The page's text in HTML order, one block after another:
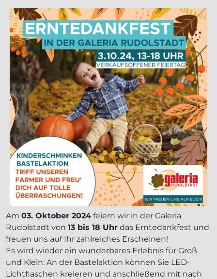
Am 03. Oktober 2024 feiern wir in der Galeria
Rudolstadt von 13 bis 18 Uhr das Erntedankfest und
freuen uns auf Ihr zahlreiches Erscheinen!
Es wird wieder ein wunderbares Erlebnis für Groß
und Klein: An der Bastelaktion können Sie LED-
Lichtflaschen kreieren und anschließend mit nach